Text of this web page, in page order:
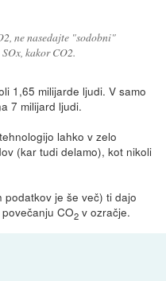
ne nasedajte "sodobni"
kakor CO2.
1,65 milijarde ljudi. V samo
7 milijard ljudi.
lahko v zelo
(kar tudi delamo), kot nikoli
podatkov je še več) ti dajo
CO2 v ozračje.